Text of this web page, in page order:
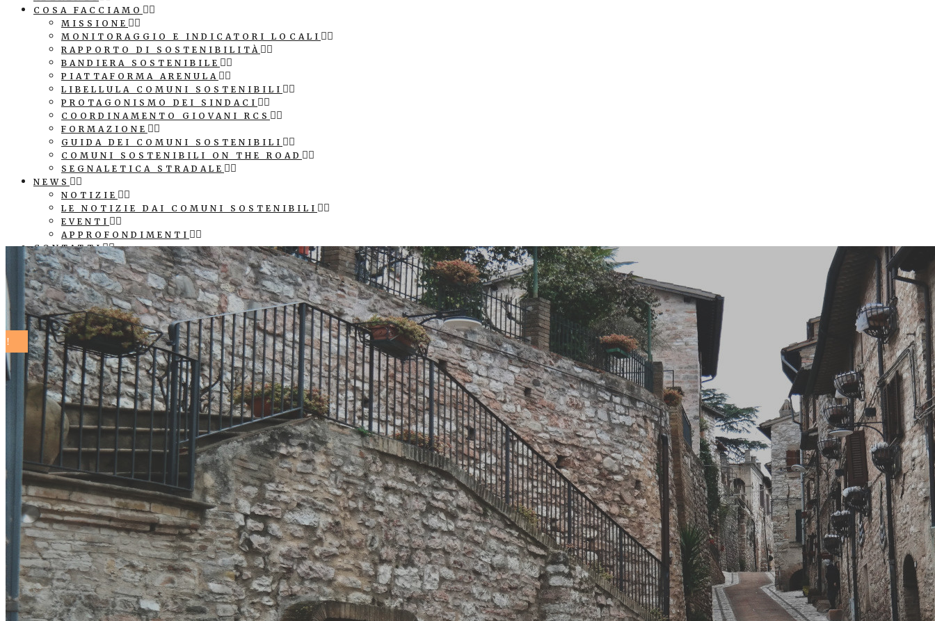
COSA FACCIAMO
MISSIONE
MONITORAGGIO E INDICATORI LOCALI
RAPPORTO DI SOSTENIBILITÀ
BANDIERA SOSTENIBILE
PIATTAFORMA ARENULA
LIBELLULA COMUNI SOSTENIBILI
PROTAGONISMO DEI SINDACI
COORDINAMENTO GIOVANI RCS
FORMAZIONE
GUIDA DEI COMUNI SOSTENIBILI
COMUNI SOSTENIBILI ON THE ROAD
SEGNALETICA STRADALE
NEWS
NOTIZIE
LE NOTIZIE DAI COMUNI SOSTENIBILI
EVENTI
APPROFONDIMENTI
CONTATTI
COMUNICAZIONE
PATROCINIO E LOGO ASSOCIAZIONE
SEGNALETICA STRADALE COMUNE SOSTENIBILE
CUBI AGENDA 2030
COMUNI SOSTENIBILI ON THE ROAD